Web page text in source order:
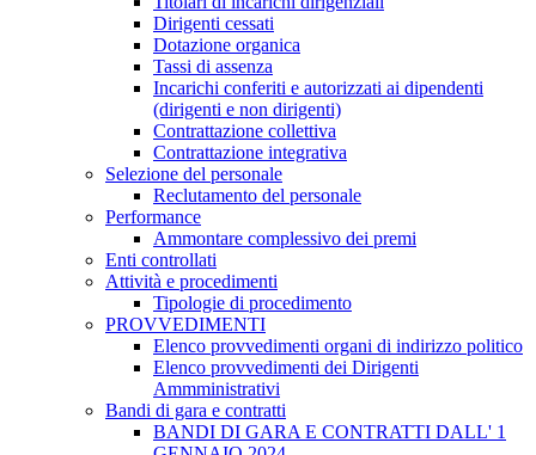
Dirigenti cessati
Dotazione organica
Tassi di assenza
Incarichi conferiti e autorizzati ai dipendenti
(dirigenti e non dirigenti)
Contrattazione collettiva
Contrattazione integrativa
Selezione del personale
Reclutamento del personale
Performance
Ammontare complessivo dei premi
Enti controllati
Attività e procedimenti
Tipologie di procedimento
PROVVEDIMENTI
Elenco provvedimenti organi di indirizzo politico
Elenco provvedimenti dei Dirigenti
Ammministrativi
Bandi di gara e contratti
BANDI DI GARA E CONTRATTI DALL' 1